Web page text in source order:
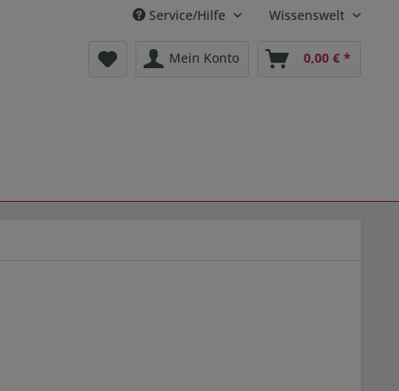
Service/Hilfe Wissenswelt
Mein Konto 0,00 € *